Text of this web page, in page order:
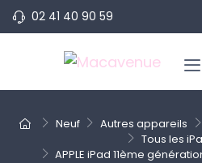
02 41 40 90 59
Neuf Autres appareils
Tous les
APPLE iPad 11ème